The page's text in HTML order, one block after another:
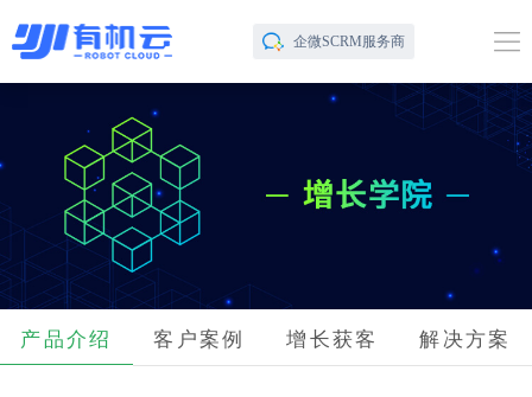
企微SCRM服务商
产品介绍 客户案例 增长获客 解决方案